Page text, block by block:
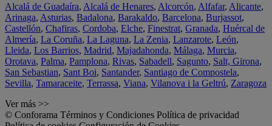
Alcalá de Guadaíra, Alcalá de Henares, Alcorcón, Alfafar, Alicante,
Arinaga, Asturias, Badalona, Barakaldo, Barcelona, Burjassot,
Castellón, Chafiras, Cordoba, Elche, Finestrat, Granada, Huércal de
Almería, La Coruña, La Laguna, La Zenia, Lanzarote, León,
Lleida, Los Barrios, Madrid, Majadahonda, Málaga, Murcia,
Orotava, Palma, Pamplona, Rivas, Sabadell, Sagunto, Salt, Girona,
San Sebastian, Sant Boi, Santander, Santiago de Compostela,
Sevilla, Tamaraceite, Terrassa, Viana, Vilanova i la Geltrú, Zaragoza
Ver más >>
© Conforama Términos y Condiciones Política de privacidad